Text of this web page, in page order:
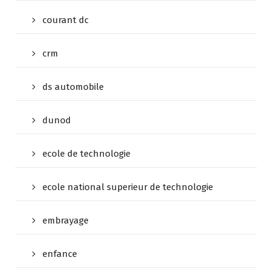
courant dc
crm
ds automobile
dunod
ecole de technologie
ecole national superieur de technologie
embrayage
enfance